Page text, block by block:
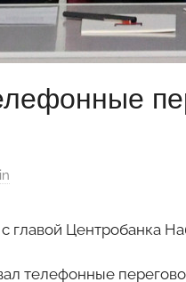
главой Центробанка